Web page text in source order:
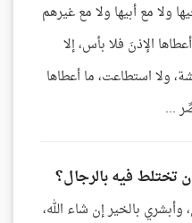
ولا مع أبيها ولا مع غيرهم
الإذنَ فلا بأس، إلا
ولا استطاعت، ما أعطاها
...
تختلط فيه بالرجال؟
بالخير إن شاء الله،